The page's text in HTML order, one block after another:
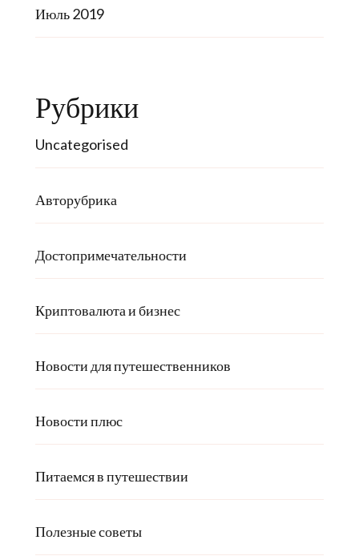
Июль 2019
Рубрики
Uncategorised
Авторубрика
Достопримечательности
Криптовалюта и бизнес
Новости для путешественников
Новости плюс
Питаемся в путешествии
Полезные советы